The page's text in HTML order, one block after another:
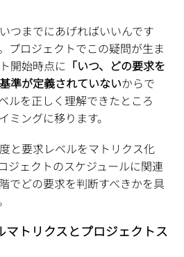
つまでにあげればいいんです
プロジェクトでこの疑問が生ま
開始時点に 「いつ、どの要求を
準が定義されていないからで
ルを正しく理解できたところ
ミングに移ります。
と要求レベルをマトリクス化
ジェクトのスケジュールに関連
でどの要求を判断すべきかを具
トリクスとプロジェクトス